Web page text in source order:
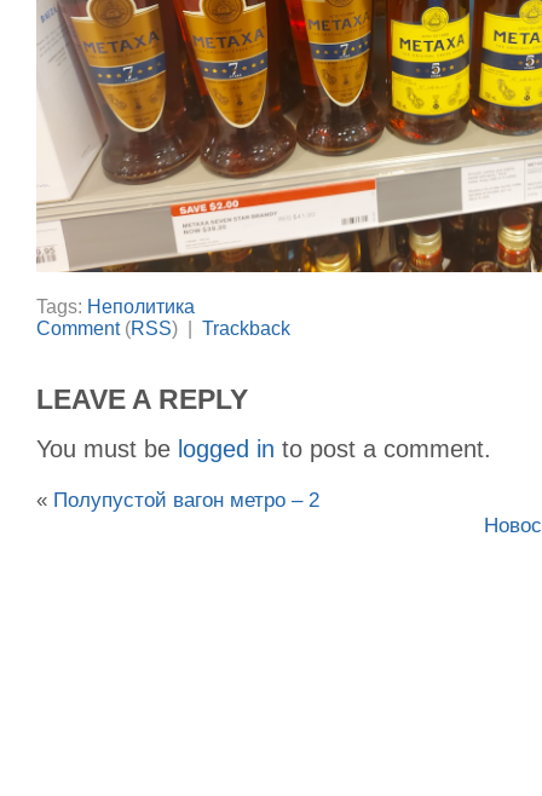
Tags: Неполитика
Comment(RSS) | Trackback
LEAVE A REPLY
You must be logged in to post a comment.
« Полупустой вагон метро – 2